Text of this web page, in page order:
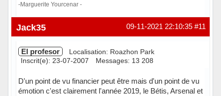
-Marguerite Yourcenar -
Hors ligne #11
09-11-2021 22:10:35
Jack35
El profesor
Localisation: Roazhon Park
Inscrit(e): 23-07-2007
Messages: 13 208
D'un point de vu financier peut être mais d'un point de vu
émotion c'est clairement l'année 2019, le Bétis, Arsenal et